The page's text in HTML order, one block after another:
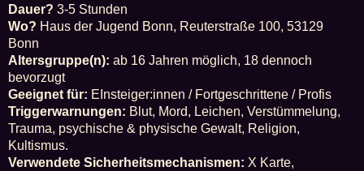
Dauer? 3-5 Stunden
Wo? Haus der Jugend Bonn, Reu­ter­stra­ße 100, 53129
Bonn
Altersgruppe(n): ab 16 Jahren möglich, 18 dennoch
bevorzugt
Geeignet für: EInsteiger:innen / Fortgeschrittene / Profis
Triggerwarnungen: Blut, Mord, Leichen, Verstümmelung,
Trauma, psychische & physische Gewalt, Religion,
Kultismus.
Verwendete Sicherheitsmechanismen: X Karte,